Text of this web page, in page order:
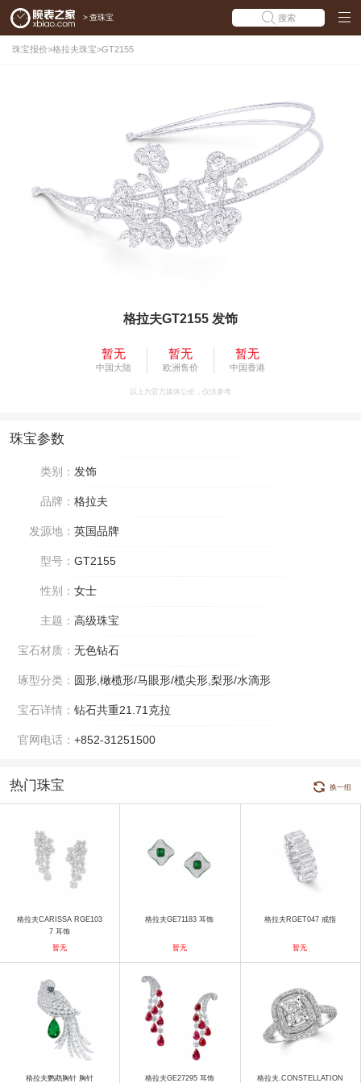
> 查珠宝 搜索
珠宝报价>格拉夫珠宝>GT2155
格拉夫GT2155 发饰
暂无
中国大陆
暂无
欧洲售价
暂无
中国香港
以上为官方媒体公价，仅供参考
珠宝参数
类别： 发饰
品牌： 格拉夫
发源地： 英国品牌
型号： GT2155
性别： 女士
主题： 高级珠宝
宝石材质： 无色钻石
琢型分类： 圆形,橄榄形/马眼形/榄尖形,梨形/水滴形
宝石详情： 钻石共重21.71克拉
官网电话： +852-31251500
热门珠宝 换一组
格拉夫CARISSA RGE103
7 耳饰
暂无
格拉夫GE71183 耳饰
暂无
格拉夫RGET047 戒指
暂无
格拉夫鹦鹉胸针 胸针 格拉夫GE27295 耳饰 格拉夫.CONSTELLATION